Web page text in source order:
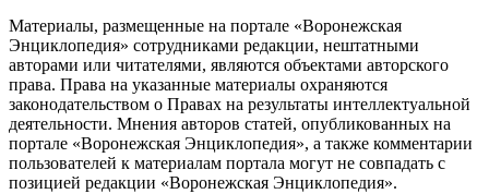
Материалы, размещенные на портале «Воронежская
Энциклопедия» сотрудниками редакции, нештатными
авторами или читателями, являются объектами авторского
права. Права на указанные материалы охраняются
законодательством о Правах на результаты интеллектуальной
деятельности. Мнения авторов статей, опубликованных на
портале «Воронежская Энциклопедия», а также комментарии
пользователей к материалам портала могут не совпадать с
позицией редакции «Воронежская Энциклопедия».